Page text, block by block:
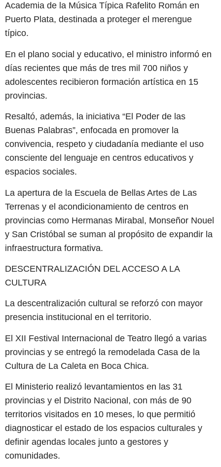
Academia de la Música Típica Rafelito Román en
Puerto Plata, destinada a proteger el merengue
típico.
En el plano social y educativo, el ministro informó en
días recientes que más de tres mil 700 niños y
adolescentes recibieron formación artística en 15
provincias.
Resaltó, además, la iniciativa “El Poder de las
Buenas Palabras”, enfocada en promover la
convivencia, respeto y ciudadanía mediante el uso
consciente del lenguaje en centros educativos y
espacios sociales.
La apertura de la Escuela de Bellas Artes de Las
Terrenas y el acondicionamiento de centros en
provincias como Hermanas Mirabal, Monseñor Nouel
y San Cristóbal se suman al propósito de expandir la
infraestructura formativa.
DESCENTRALIZACIÓN DEL ACCESO A LA
CULTURA
La descentralización cultural se reforzó con mayor
presencia institucional en el territorio.
El XII Festival Internacional de Teatro llegó a varias
provincias y se entregó la remodelada Casa de la
Cultura de La Caleta en Boca Chica.
El Ministerio realizó levantamientos en las 31
provincias y el Distrito Nacional, con más de 90
territorios visitados en 10 meses, lo que permitió
diagnosticar el estado de los espacios culturales y
definir agendas locales junto a gestores y
comunidades.